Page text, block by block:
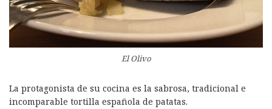
El Olivo
La protagonista de su cocina es la sabrosa, tradicional e
incomparable tortilla española de patatas.